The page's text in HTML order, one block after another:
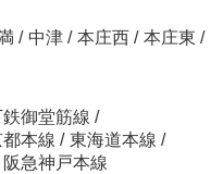
/ 中津 / 本庄西 / 本庄東 /
御堂筋線 /
本線 / 東海道本線 /
阪急神戸本線